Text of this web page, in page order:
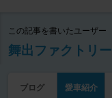
この記事を書いたユーザー
舞出ファクトリー
ブログ 愛車紹介